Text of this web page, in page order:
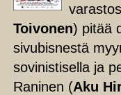
Toivonen) pitää
sivubisnestä
sovinistisella ja
Raninen (Aku